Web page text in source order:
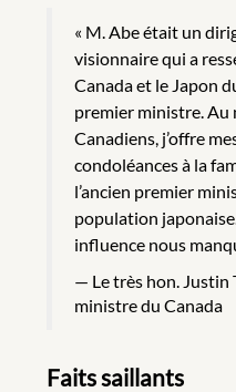
« M. Abe était un
visionnaire qui a
Canada et le Japon
premier ministre. Au
Canadiens, j’offre
condoléances à la
l’ancien premier
population
influence nous
Le très hon. Justin
ministre du Canada
Faits saillants